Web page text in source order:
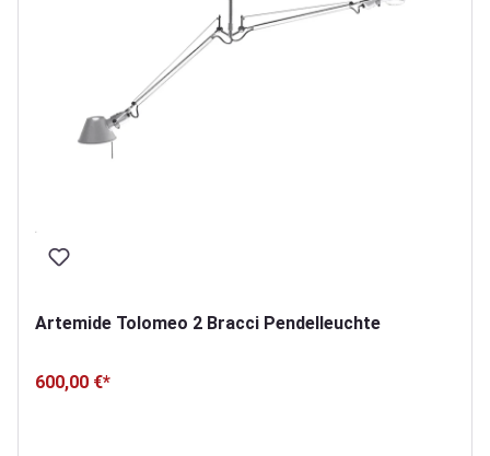
Artemide Tolomeo 2 Bracci Pendelleuchte
600,00 €*